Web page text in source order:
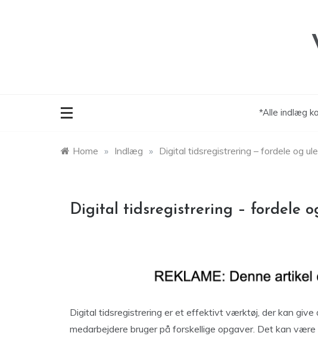
*Alle indlæg
Home » Indlæg » Digital tidsregistrering – fordele og
Digital tidsregistrering – fordele
Digital tidsregistrering er et effektivt værktøj, der kan give
medarbejdere bruger på forskellige opgaver. Det kan